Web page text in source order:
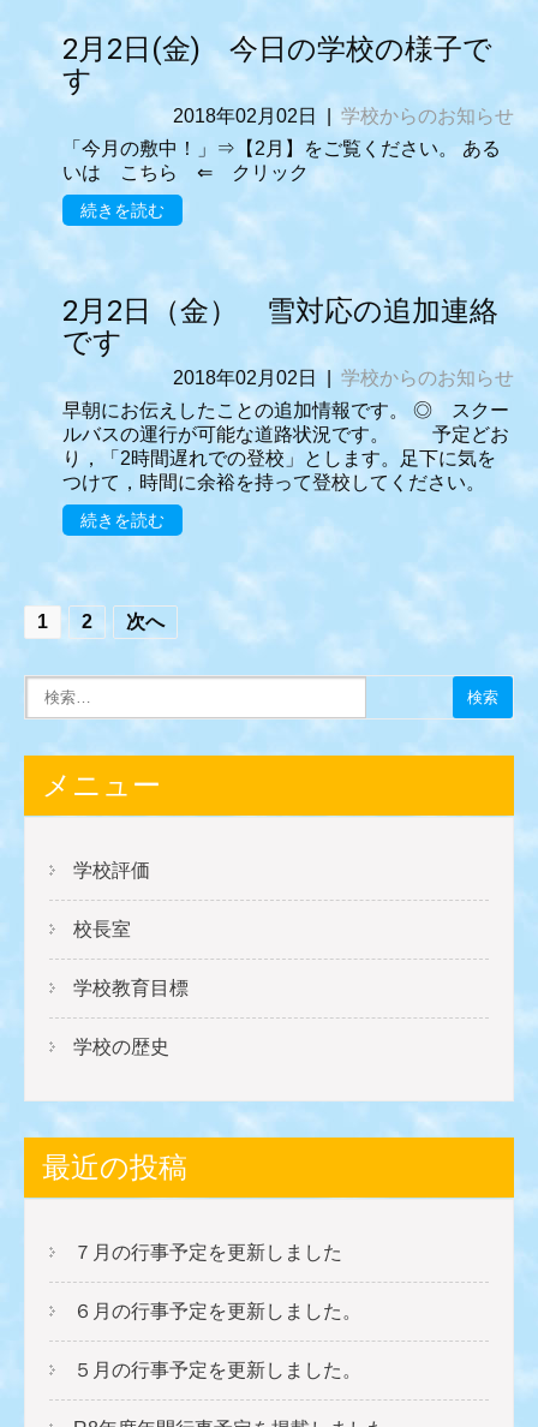
2月2日(金) 今日の学校の様子で
す
2018年02月02日
学校からのお知らせ
「今月の敷中！」⇒【2月】をご覧ください。 ある
いは こちら ⇐ クリック
続きを読む
2月2日（金） 雪対応の追加連絡
です
2018年02月02日
学校からのお知らせ
早朝にお伝えしたことの追加情報です。 ◎ スクー
ルバスの運行が可能な道路状況です。 予定どお
り，「2時間遅れでの登校」とします。足下に気を
つけて，時間に余裕を持って登校してください。
続きを読む
投
稿
の
ナ
ビ
ゲ
ー
シ
ョ
ン
1 2 次へ
メニュー
学校評価
校長室
学校教育目標
学校の歴史
最近の投稿
７月の行事予定を更新しました
６月の行事予定を更新しました。
５月の行事予定を更新しました。